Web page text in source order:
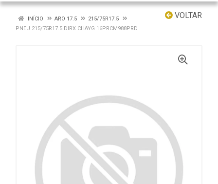
VOLTAR
INÍCIO ARO 17.5
215/75R17.5
PNEU 215/75R17.5 DIRX CHAYG 16PRCM988PRD